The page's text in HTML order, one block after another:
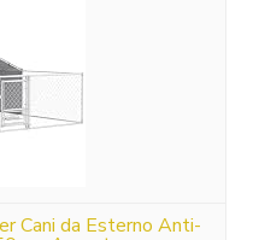
Cani da Esterno Anti-